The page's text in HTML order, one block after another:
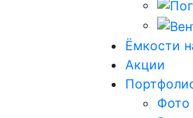
Ёмкости
Акции
Фото